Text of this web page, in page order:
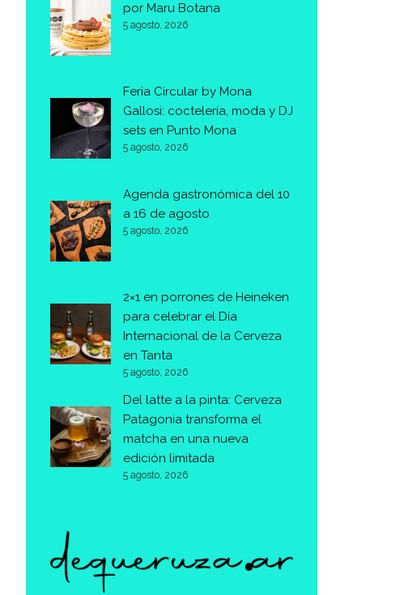
por Maru Botana
5 agosto, 2026
Feria Circular by Mona
Gallosi: coctelería, moda y DJ
sets en Punto Mona
5 agosto, 2026
Agenda gastronómica del 10
a 16 de agosto
5 agosto, 2026
2×1 en porrones de Heineken
para celebrar el Día
Internacional de la Cerveza
en Tanta
5 agosto, 2026
Del latte a la pinta: Cerveza
Patagonia transforma el
matcha en una nueva
edición limitada
5 agosto, 2026